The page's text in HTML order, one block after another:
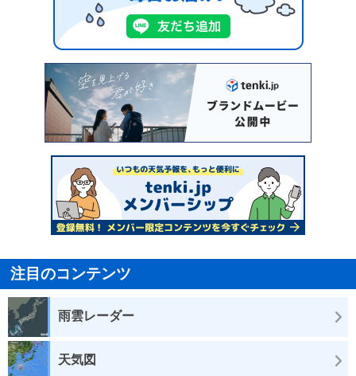
注目のコンテンツ
雨雲レーダー
天気図